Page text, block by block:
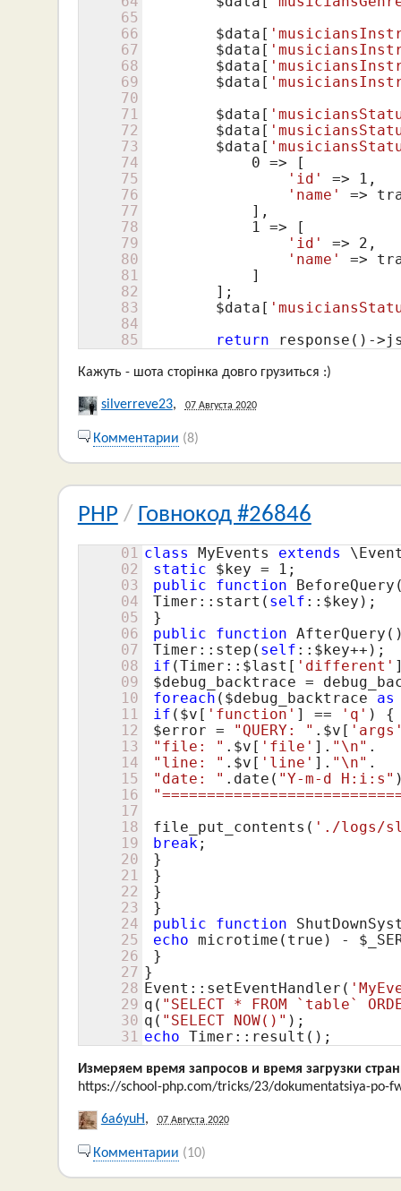
65
66
67
68
69
70
71
72
73
74
75
76
77
78
79
80
81
82
83
84
85
$data [
$data [
$data [
$data [
$data [
$data [
$data [
0 => [
'id'
=> 1 ,
'name'
=>
            ],
1 => [
'id'
=> 2 ,
'name'
=>
            ]
        ];
$data [
return response()-
Кажуть - шота сторінка довго грузиться :)
silverreve23, 07 Августа 2020
Комментарии (8)
PHP / Говнокод #26846
01
02
03
04
05
06
07
08
09
10
11
12
13
14
15
16
17
18
19
20
21
22
23
24
25
26
27
28
29
30
31
class MyEvents extends
static
$key = 1 ;
public
function
Timer::start( self :: $key );
}
public
function
Timer::step( self :: $key++);
if (Timer:: $last [ 'different'
$debug_backtrace =
foreach ( $debug_backtrace
as
if ( $v [ 'function' ] == 'q' ) {
$error = "QUERY: " . $v [
"file: " . $v [ 'file' ]. "\n" .
"line: " . $v [ 'line' ]. "\n" .
"date: " .date( "Y-m-d H:i:s"
file_put_contents( './logs/
break;
}
}
}
}
public
function
echo microtime(true) -
}
}
Event::setEventHandler(
q( "SELECT * FROM `table`
q( "SELECT NOW()"
echo Timer::result();
Измеряем время запросов и время загрузки
https://school-php.com/tricks/23/dokumentatsiya-po-
6a6yuH, 07 Августа 2020
Комментарии (10)